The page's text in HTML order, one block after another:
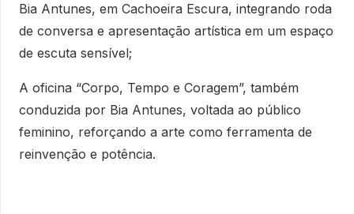
Bia Antunes, em Cachoeira Escura, integrando roda
de conversa e apresentação artística em um espaço
de escuta sensível;
A oficina “Corpo, Tempo e Coragem”, também
conduzida por Bia Antunes, voltada ao público
feminino, reforçando a arte como ferramenta de
reinvenção e potência.